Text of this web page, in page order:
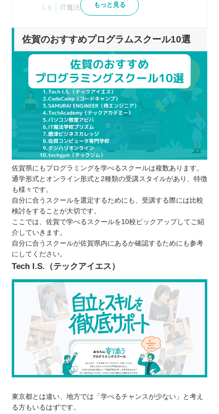
IT魔法学校プリズム
佐賀コンピュータ専門学校
techgym（テックジム）
プログラムスクールを選ぶポイント
受講方法は通学とオンラインのどちらか
料金や規約に問題はないか
希望する言語を学べるか
就・転職のサポート体制は整っているか
目的に合う学びを得られるか
プログラムスクールで学習するメリット
独学だとわかりにくい部分を講師や仲間に
ポートフォリオの制作が可能
効率的に学べる
現場で活かせる知識やスキルが身に付く
プログラムスクールで学ぶ際の注意点
無料体験や説明会に参加してみる
「なぜ学ぶのか」ということを明確にする
佐賀で自分に合ったプログラムスクールを選ぼ
う！
もっと見る
佐賀のおすすめプログラムスクール10選
佐賀県にもプログラミングを学べるスクールは複数あります。
通学形式とオンライン形式と2種類の受講スタイルがあり、特徴
も様々です。
自分に合うスクールを選定するためにも、受講する際には比較
検討をすることが大切です。
ここでは、佐賀で学べるスクールを10校ピックアップしてご紹
介していきます。
自分に合うスクールが佐賀県内にあるか確認するためにも参考
にしてください。
Tech I.S.（テックアイエス）
東京都とは違い、地方では「学べるチャンスが少ない」と考え
る方もいるはずです。